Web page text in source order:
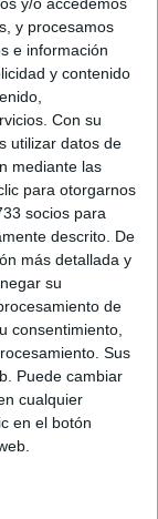
y procesamos
e información
y contenido
Con su
utilizar datos de
mediante las
para otorgarnos
socios para
descrito. De
más detallada y
su
de
consentimiento,
Sus
Puede cambiar
cualquier
en el botón
edición del
de numerosos
para
por el
disciplina y
de
masculino
y hacer
y cuando fuera
a sus